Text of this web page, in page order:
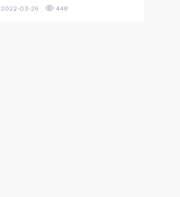
2022-03-26 448